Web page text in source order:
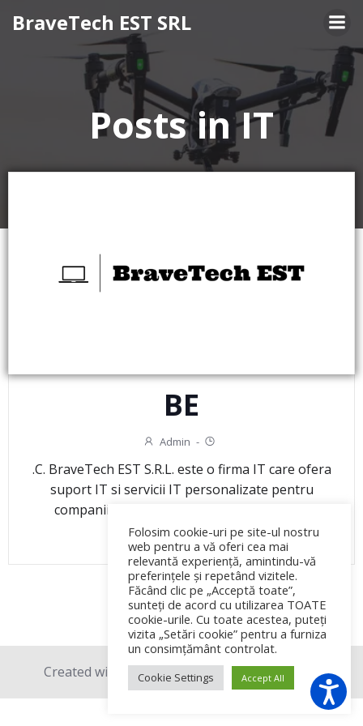
to
BraveTech EST SRL
Posts in IT
BE
Admin -
.C. BraveTech EST S.R.L. este o firma IT care ofera
suport IT si servicii IT personalizate pentru
companii din domenii diferite de activitate.
READ MORE
Created with love © 2026 BraveTech EST SRL.
Folosim cookie-uri pe site-ul nostru
web pentru a vă oferi cea mai
relevantă experiență, amintindu-vă
preferințele și repetând vizitele.
Făcând clic pe „Acceptă toate”,
sunteți de acord cu utilizarea TOATE
cookie-urile. Cu toate acestea, puteți
vizita „Setări cookie” pentru a furniza
un consimțământ controlat.
Cookie Settings Accept All